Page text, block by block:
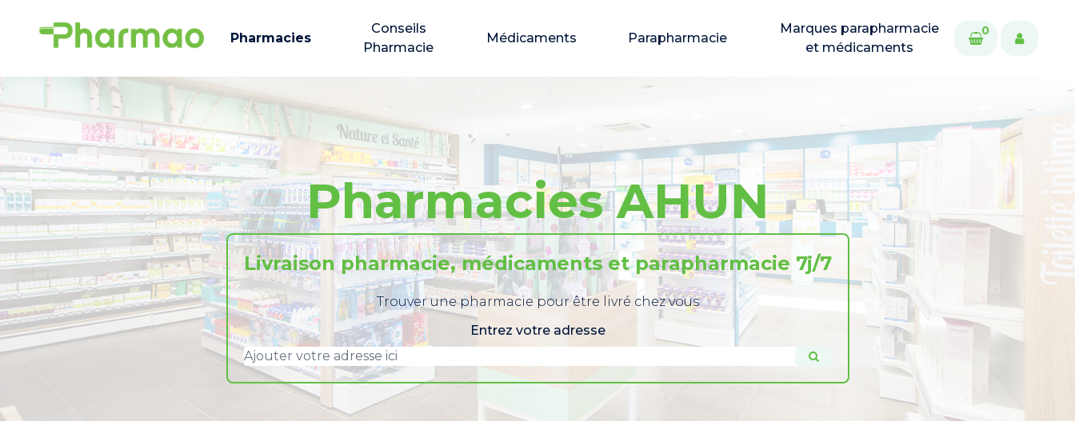
Pharmacies
Conseils
Pharmacie
Médicaments Parapharmacie
Marques parapharmacie
et médicaments
0
Pharmacies AHUN
Livraison pharmacie, médicaments et parapharmacie 7j/7
Trouver une pharmacie pour être livré chez vous
Entrez votre adresse